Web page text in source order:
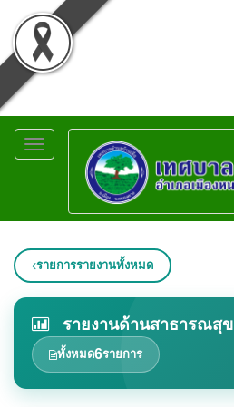
Toggle
navigation
รายการรายงานทั้งหมด
รายงานด้านสาธารณสุข
ทั้งหมด6รายการ